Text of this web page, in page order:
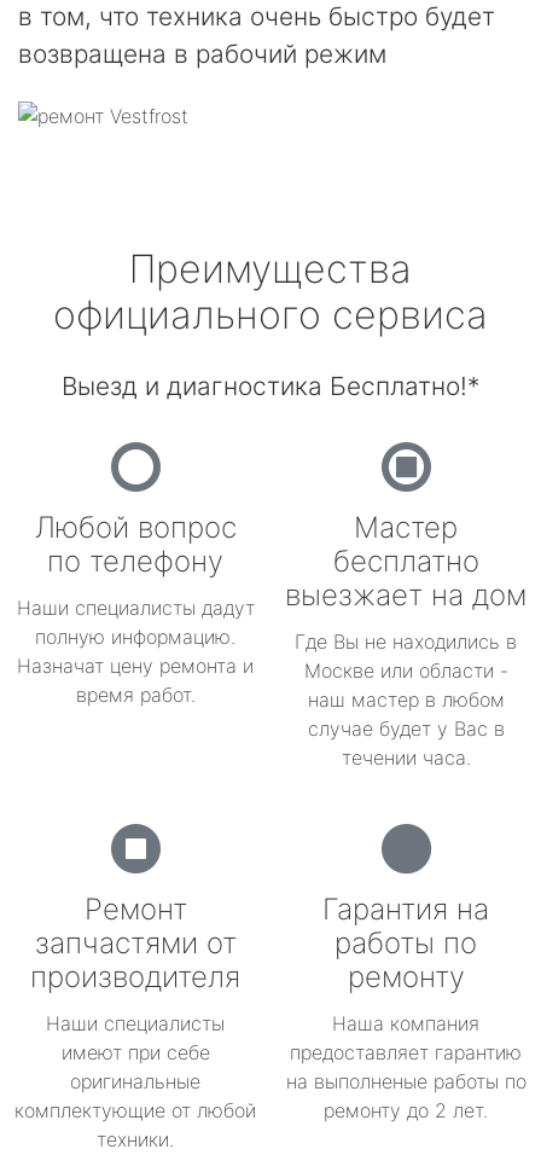
в том, что техника очень быстро будет
возвращена в рабочий режим
Преимущества
официального сервиса
Выезд и диагностика Бесплатно!*
Любой вопрос
по телефону
Наши специалисты дадут
полную информацию.
Назначат цену ремонта и
время работ.
Мастер
бесплатно
выезжает на дом
Где Вы не находились в
Москве или области -
наш мастер в любом
случае будет у Вас в
течении часа.
Ремонт
запчастями от
производителя
Наши специалисты
имеют при себе
оригинальные
комплектующие от любой
техники.
Гарантия на
работы по
ремонту
Наша компания
предоставляет гарантию
на выполненые работы по
ремонту до 2 лет.